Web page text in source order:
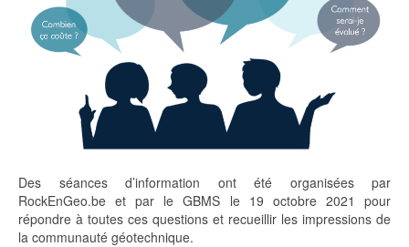
Des séances d’information ont été organisées par
RockEnGeo.be et par le GBMS le 19 octobre 2021 pour
répondre à toutes ces questions et recueillir les impressions de
la communauté géotechnique.